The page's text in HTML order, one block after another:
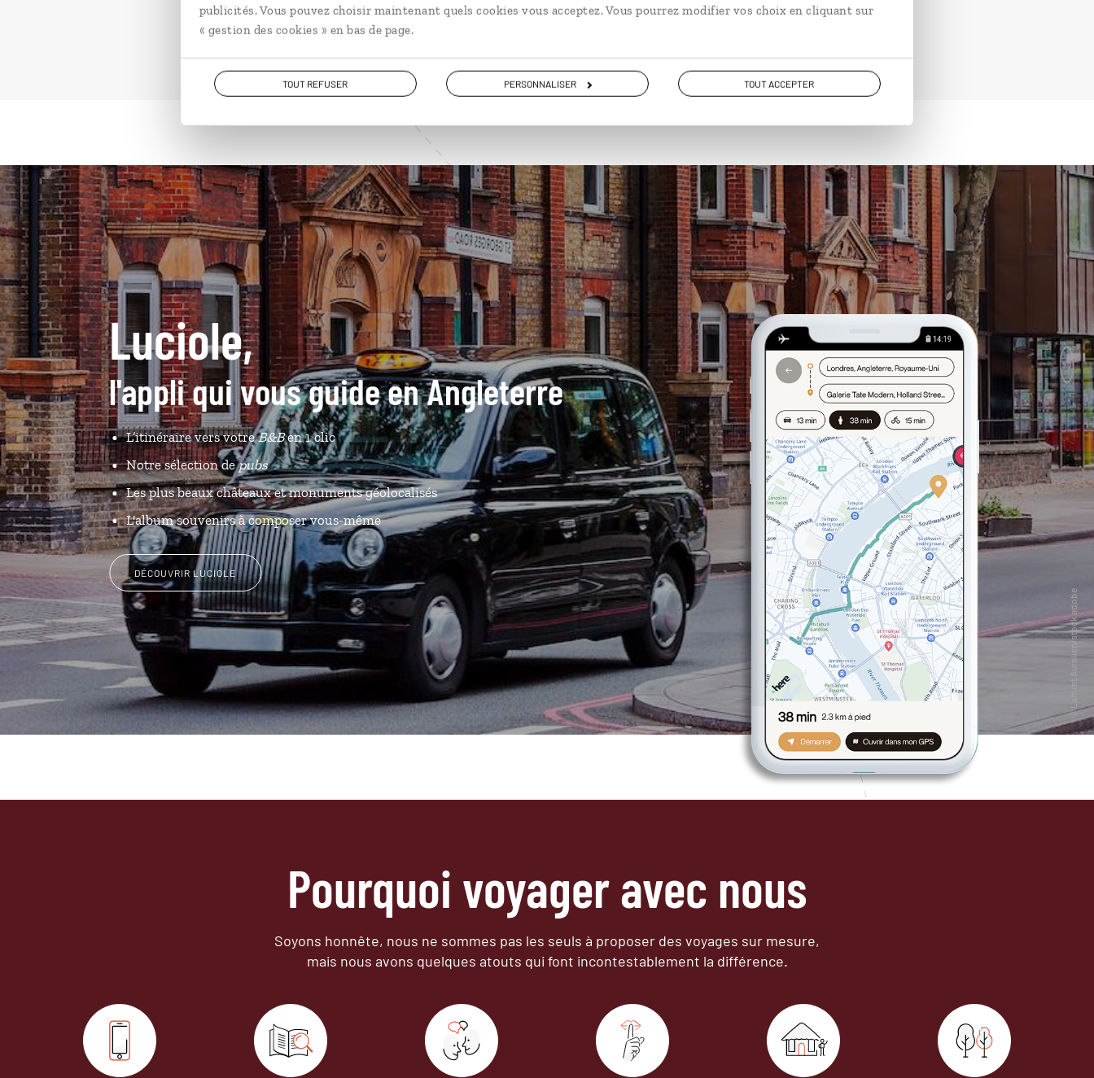
publicités. Vous pouvez choisir maintenant quels cookies vous acceptez. Vous pourrez modifier vos choix en cliquant sur
« gestion des cookies » en bas de page.
TOUT REFUSER PERSONNALISER TOUT ACCEPTER
VOIR NOS 7 IDÉES DE VOYAGE EN ANGLETERRE
Luciole,
l'appli qui vous guide en Angleterre
L’itinéraire vers votreB&Ben 1 clic
Notre sélection depubs
Les plus beaux châteaux et monuments géolocalisés
L'album souvenirs à composer vous-même
DÉCOUVRIR LUCIOLE
Pourquoi voyager avec nous
Soyons honnête, nous ne sommes pas les seuls à proposer des voyages sur mesure,
mais nous avons quelques atouts qui font incontestablement la différence.